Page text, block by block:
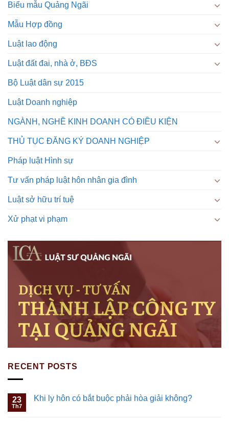
Biểu mẫu Quảng Ngãi
Mẫu Hợp đồng
Luật lao động
Luật đất đai, nhà ở, BĐS
Bộ Luật dân sự 2015
Luật Doanh nghiệp
NGÀNH, NGHỀ KINH DOANH CÓ ĐIỀU KIỆN
THỦ TỤC ĐĂNG KÝ DOANH NGHIỆP
Pháp luật Hình sự
Tư vấn pháp luật hôn nhân gia đình
Luật sở hữu trí tuệ
Xử phạt vi phạm
RECENT POSTS
23
Th7
Khi ly hôn có bắt buộc phải hòa giải không?